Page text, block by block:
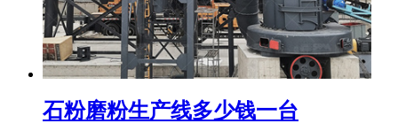
石粉磨粉生产线多少钱一台